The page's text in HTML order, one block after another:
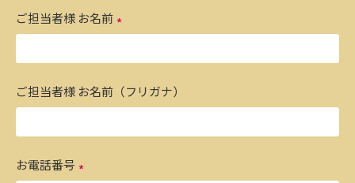
ご担当者様 お名前
ご担当者様 お名前（フリガナ）
お電話番号